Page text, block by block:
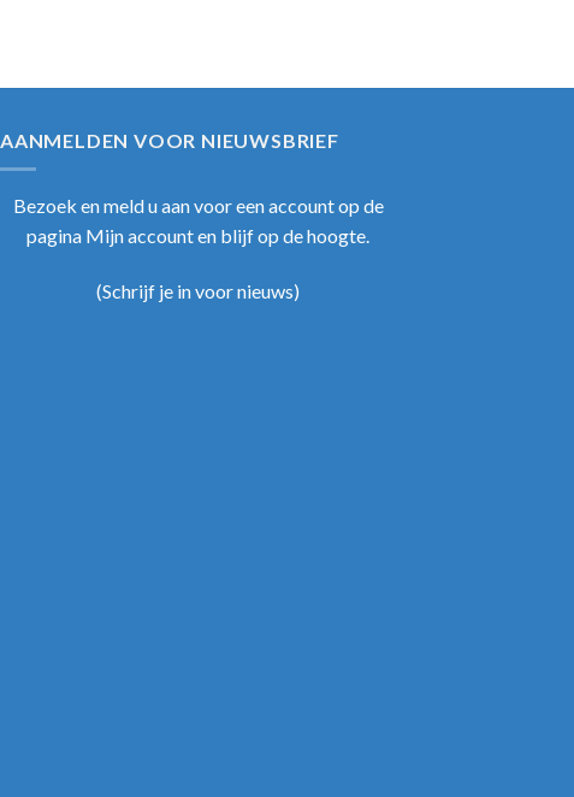
AANMELDEN VOOR NIEUWSBRIEF
Bezoek en meld u aan voor een account op de
pagina Mijn account en blijf op de hoogte.
(Schrijf je in voor nieuws)